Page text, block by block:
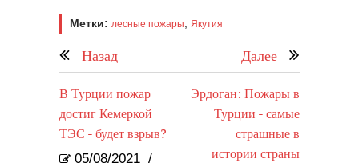
Метки: лесные пожары Якутия
Назад Далее
В Турции пожар
достиг Кемеркой
ТЭС - будет взрыв?
05/08/2021 /
Эрдоган: Пожары в
Турции - самые
страшные в
истории страны